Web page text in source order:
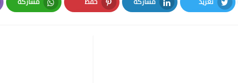
Twitter
LinkedIn
Pinterest
Whatsapp